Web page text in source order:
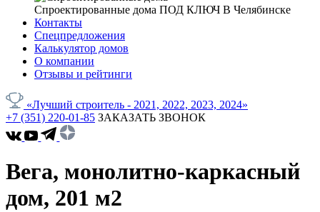
Спроектированные дома ПОД КЛЮЧ В Челябинске
Контакты
Спецпредложения
Калькулятор домов
О компании
Отзывы и рейтинги
«Лучший строитель - 2021, 2022, 2023, 2024»
+7 (351) 220-01-85 ЗАКАЗАТЬ ЗВОНОК
Вега, монолитно-каркасный
дом, 201 м2